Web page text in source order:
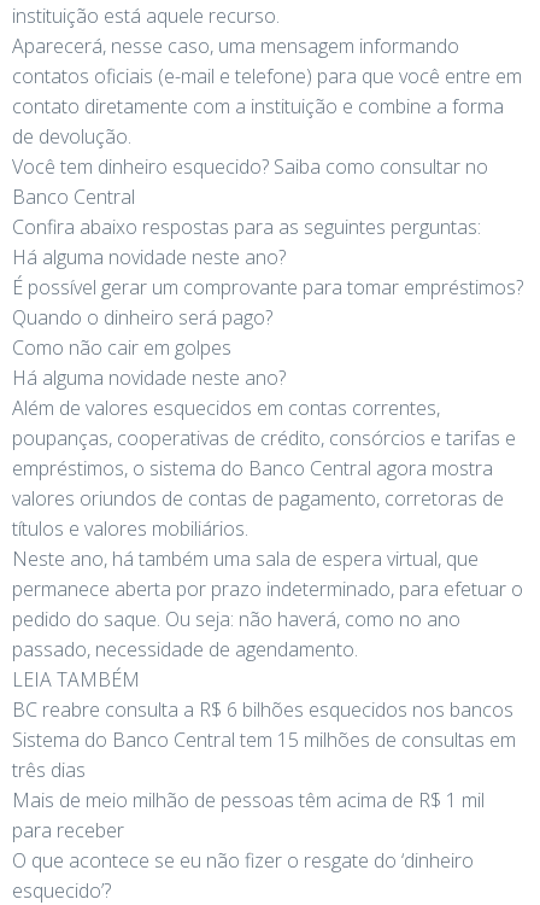
instituição está aquele recurso.
Aparecerá, nesse caso, uma mensagem informando
contatos oficiais (e-mail e telefone) para que você entre em
contato diretamente com a instituição e combine a forma
de devolução.
Você tem dinheiro esquecido? Saiba como consultar no
Banco Central
Confira abaixo respostas para as seguintes perguntas:
Há alguma novidade neste ano?
É possível gerar um comprovante para tomar empréstimos?
Quando o dinheiro será pago?
Como não cair em golpes
Há alguma novidade neste ano?
Além de valores esquecidos em contas correntes,
poupanças, cooperativas de crédito, consórcios e tarifas e
empréstimos, o sistema do Banco Central agora mostra
valores oriundos de contas de pagamento, corretoras de
títulos e valores mobiliários.
Neste ano, há também uma sala de espera virtual, que
permanece aberta por prazo indeterminado, para efetuar o
pedido do saque. Ou seja: não haverá, como no ano
passado, necessidade de agendamento.
LEIA TAMBÉM
BC reabre consulta a R$ 6 bilhões esquecidos nos bancos
Sistema do Banco Central tem 15 milhões de consultas em
três dias
Mais de meio milhão de pessoas têm acima de R$ 1 mil
para receber
O que acontece se eu não fizer o resgate do ‘dinheiro
esquecido’?